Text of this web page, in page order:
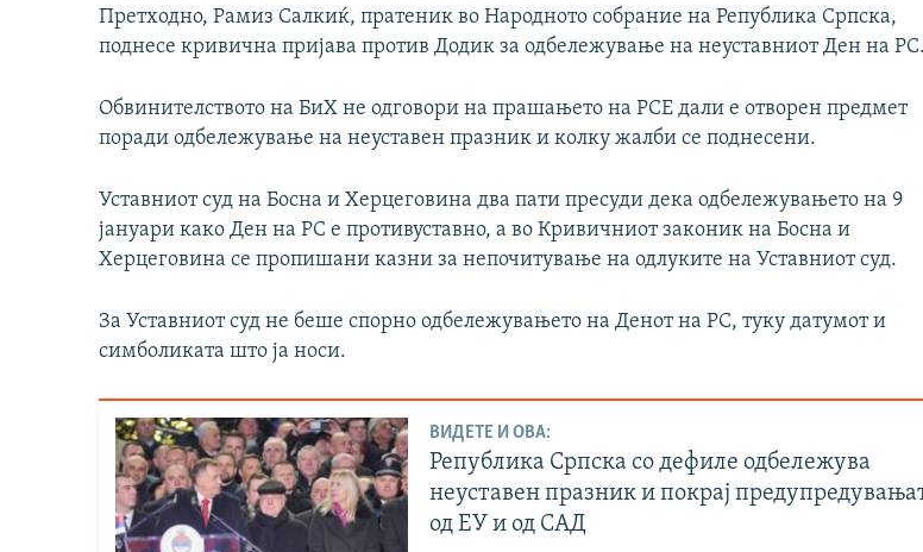
Претходно, Рамиз Салкиќ, пратеник во Народното собрание на Република Српска,
поднесе кривична пријава против Додик за одбележување на неуставниот Ден на РС.
Обвинителството на БиХ не одговори на прашањето на РСЕ дали е отворен предмет
поради одбележување на неуставен празник и колку жалби се поднесени.
Уставниот суд на Босна и Херцеговина два пати пресуди дека одбележувањето на 9
јануари како Ден на РС е противуставно, а во Кривичниот законик на Босна и
Херцеговина се пропишани казни за непочитување на одлуките на Уставниот суд.
За Уставниот суд не беше спорно одбележувањето на Денот на РС, туку датумот и
симболиката што ја носи.
ВИДЕТЕ И ОВА:
Република Српска со дефиле одбележува
неуставен празник и покрај
од ЕУ и од САД